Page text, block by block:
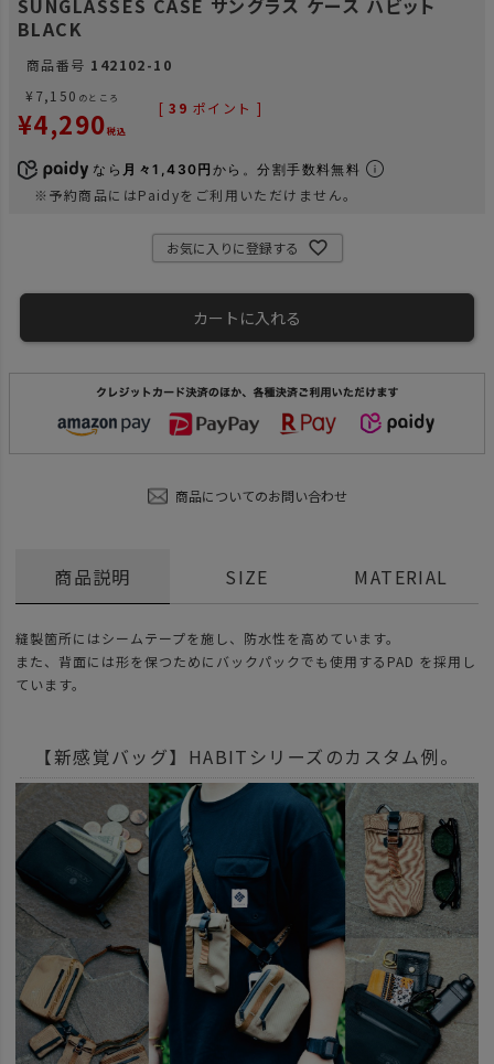
SUNGLASSES CASE サングラス ケース ハビット
BLACK
商品番号 142102-10
¥ 7,150 のところ
¥4,290税込
[ 39 ポイント ]
なら 月々1,430円 から。分割手数料無料
※予約商品にはPaidyをご利用いただけません。
お気に入りに登録する
カートに入れる
商品についてのお問い合わせ
商品説明
縫製箇所にはシームテープを施し、防水性を高めています。
また、背面には形を保つためにバックパックでも使用するPAD を採用し
ています。
【新感覚バッグ】HABITシリーズのカスタム例。
SIZE MATERIAL